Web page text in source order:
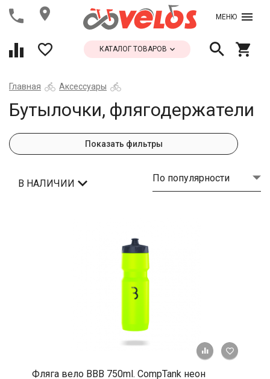
МЕНЮ
КАТАЛОГ ТОВАРОВ
Главная Аксессуары
Бутылочки, флягодержатели
Показать фильтры
В НАЛИЧИИ По популярности
+ К
Фляга вело BBB 750ml. CompTank неон